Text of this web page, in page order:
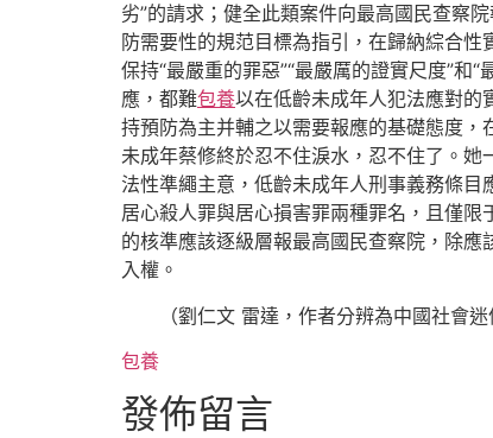
劣”的請求；健全此類案件向最高國民查察
防需要性的規范目標為指引，在歸納綜合
保持“最嚴重的罪惡”“最嚴厲的證實尺度”
應，都難包養以在低齡未成年人犯法應對的
持預防為主并輔之以需要報應的基礎態度
未成年蔡修終於忍不住淚水，忍不住了。
法性準繩主意，低齡未成年人刑事義務條目
居心殺人罪與居心損害罪兩種罪名，且僅
的核準應該逐級層報最高國民查察院，除
入權。
（劉仁文 雷達，作者分辨為中國社會
包養
發佈留言